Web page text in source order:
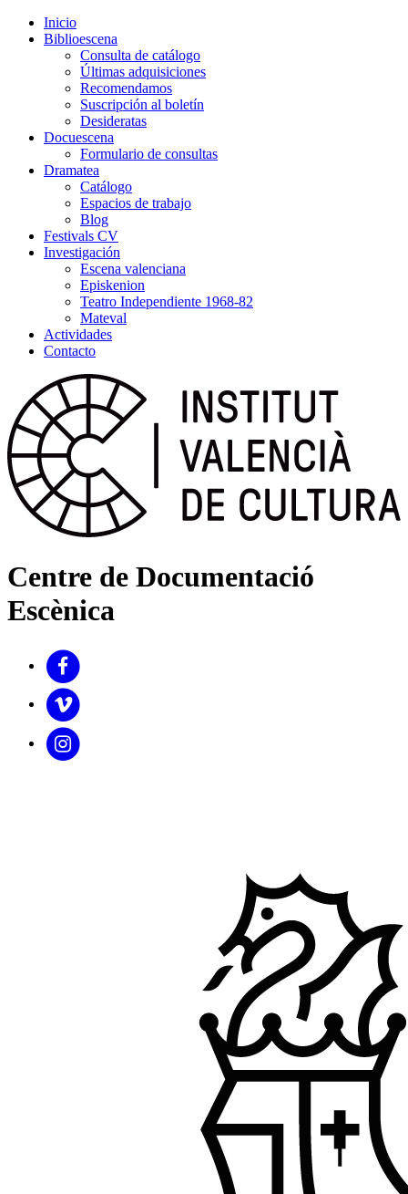
Inicio
Biblioescena
Consulta de catálogo
Últimas adquisiciones
Recomendamos
Suscripción al boletín
Desideratas
Docuescena
Formulario de consultas
Dramatea
Catálogo
Espacios de trabajo
Blog
Festivals CV
Investigación
Escena valenciana
Episkenion
Teatro Independiente 1968-82
Mateval
Actividades
Contacto
Centre de Documentació
Escènica